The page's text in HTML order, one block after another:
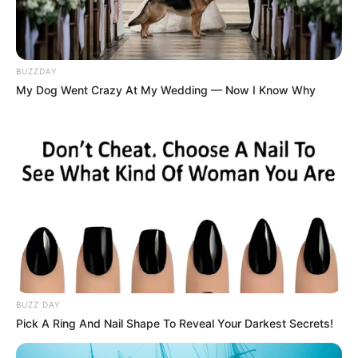
új politikai erő kerülhet hatalomra.
2. Kétharmados többség
Ez nem egyszerű győzelem:
3. Előzetes elismerés
– ritka politikai gesztus
– és erős jelzés a végeredmény irányáról
Mi jöhet még?
Fontos:
BUZZDAY
My Dog Went Crazy At My Wedding — Now I Know Why
BUZZ DAY
Pick A Ring And Nail Shape To Reveal Your Darkest Secrets!